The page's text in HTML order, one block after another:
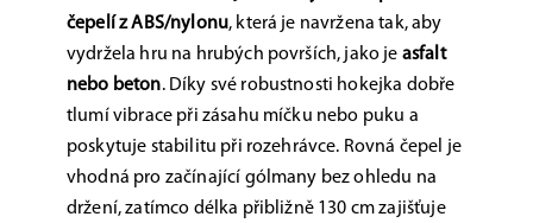
čepelí z ABS/nylonu, která je navržena tak, aby
vydržela hru na hrubých površích, jako je asfalt
nebo beton. Díky své robustnosti hokejka dobře
tlumí vibrace při zásahu míčku nebo puku a
poskytuje stabilitu při rozehrávce. Rovná čepel je
vhodná pro začínající gólmany bez ohledu na
držení, zatímco délka přibližně 130 cm zajišťuje